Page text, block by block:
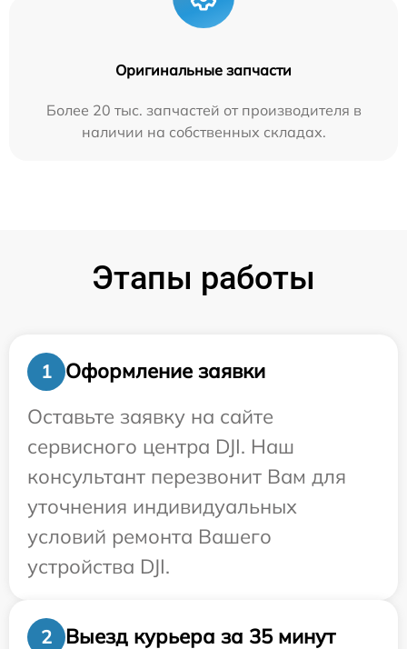
Оригинальные запчасти
Более 20 тыс. запчастей от производителя в
наличии на собственных складах.
Этапы работы
1
Оформление заявки
Оставьте заявку на сайте
сервисного центра DJI. Наш
консультант перезвонит Вам для
уточнения индивидуальных
условий ремонта Вашего
устройства DJI.
2
Выезд курьера за 35 минут